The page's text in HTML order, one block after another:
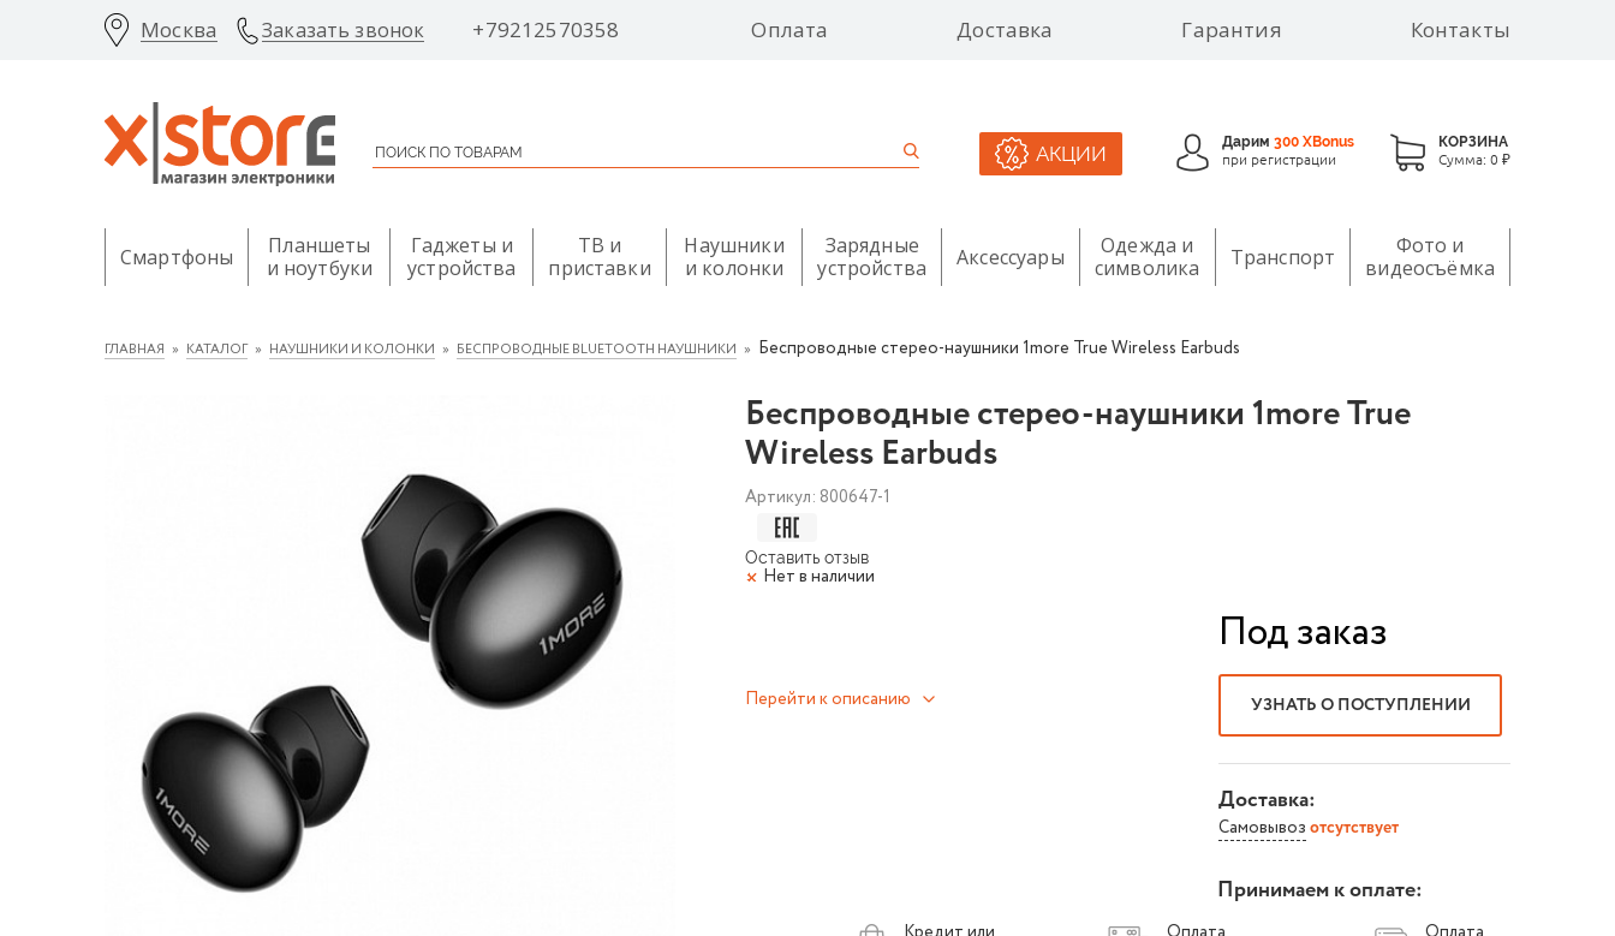
Москва Заказать звонок +79212570358 Оплата Доставка Гарантия Контакты
АКЦИИ
Дарим 300 XBonus
при регистрации
КОРЗИНА
Сумма: 0 ₽
Смартфоны
Планшеты
и ноутбуки
Гаджеты и
устройства
ТВ и
приставки
Наушники
и колонки
Зарядные
устройства
Аксессуары
Одежда и
символика
Транспорт
Фото и
видеосъёмка
ГЛАВНАЯ КАТАЛОГ НАУШНИКИ И КОЛОНКИ БЕСПРОВОДНЫЕ BLUETOOTH НАУШНИКИ Беспроводные cтерео-наушники 1more True Wireless Earbuds
Беспроводные cтерео-наушники 1more True
Wireless Earbuds
Артикул: 800647-1
Оставить отзыв
Нет в наличии
Перейти к описанию
Под заказ
УЗНАТЬ О ПОСТУПЛЕНИИ
Доставка:
Самовывоз отсутствует
Принимаем к оплате: